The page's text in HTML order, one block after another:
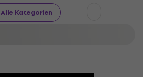
Alle Kategorien